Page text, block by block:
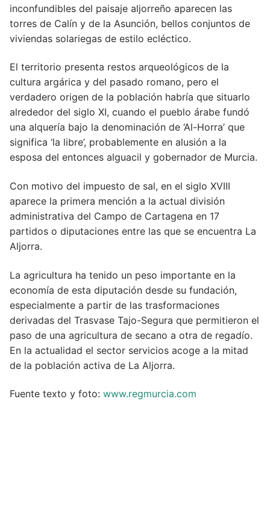
inconfundibles del paisaje aljorreño aparecen las
torres de Calín y de la Asunción, bellos conjuntos de
viviendas solariegas de estilo ecléctico.
El territorio presenta restos arqueológicos de la
cultura argárica y del pasado romano, pero el
verdadero origen de la población habría que situarlo
alrededor del siglo XI, cuando el pueblo árabe fundó
una alquería bajo la denominación de ‘Al-Horra’ que
significa ‘la libre’, probablemente en alusión a la
esposa del entonces alguacil y gobernador de Murcia.
Con motivo del impuesto de sal, en el siglo XVIII
aparece la primera mención a la actual división
administrativa del Campo de Cartagena en 17
partidos o diputaciones entre las que se encuentra La
Aljorra.
La agricultura ha tenido un peso importante en la
economía de esta diputación desde su fundación,
especialmente a partir de las trasformaciones
derivadas del Trasvase Tajo-Segura que permitieron el
paso de una agricultura de secano a otra de regadío.
En la actualidad el sector servicios acoge a la mitad
de la población activa de La Aljorra.
Fuente texto y foto: www.regmurcia.com